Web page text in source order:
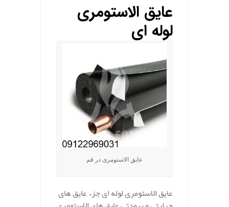
عایق الاستومری
لوله ای
عایق الاستومری در قم
عایق الاستومری لوله ای جزء عایق های